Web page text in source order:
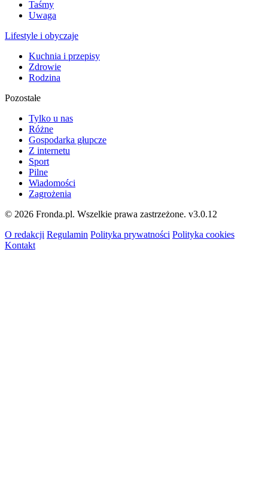
Taśmy
Uwaga
Lifestyle i obyczaje
Kuchnia i przepisy
Zdrowie
Rodzina
Pozostałe
Tylko u nas
Różne
Gospodarka głupcze
Z internetu
Sport
Pilne
Wiadomości
Zagrożenia
© 2026 Fronda.pl. Wszelkie prawa zastrzeżone. v3.0.12
O redakcji Regulamin Polityka prywatności Polityka cookies
Kontakt